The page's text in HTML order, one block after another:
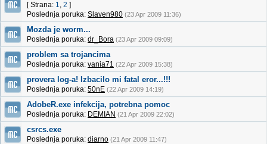
[ Strana: 1, 2 ]
Poslednja poruka: Slaven980 (23 Apr 2009 11:36)
Mozda je worm...
Poslednja poruka: dr_Bora (23 Apr 2009 09:09)
problem sa trojancima
Poslednja poruka: vania71 (22 Apr 2009 15:38)
provera log-a! Izbacilo mi fatal eror...!!!
Poslednja poruka: 50nE (22 Apr 2009 14:19)
AdobeR.exe infekcija, potrebna pomoc
Poslednja poruka: DEMIAN (21 Apr 2009 22:02)
csrcs.exe
Poslednja poruka: diarno (21 Apr 2009 11:47)